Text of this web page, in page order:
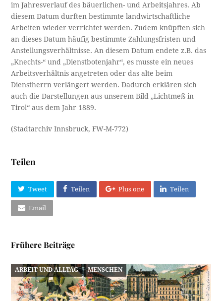
im Jahresverlauf des bäuerlichen- und Arbeitsjahres. Ab
diesem Datum durften bestimmte landwirtschaftliche
Arbeiten wieder verrichtet werden. Zudem knüpften sich
an dieses Datum häufig bestimmte Zahlungsfristen und
Anstellungsverhältnisse. An diesem Datum endete z.B. das
„Knechts-“ und „Dienstbotenjahr“, es musste ein neues
Arbeitsverhältnis angetreten oder das alte beim
Dienstherrn verlängert werden. Dadurch erklären sich
auch die Darstellungen aus unserem Bild „Lichtmeß in
Tirol“ aus dem Jahr 1889.
(Stadtarchiv Innsbruck, FW-M-772)
Teilen
Tweet Teilen Plus one Teilen
Email
Frühere Beiträge
ARBEIT UND ALLTAG MENSCHEN